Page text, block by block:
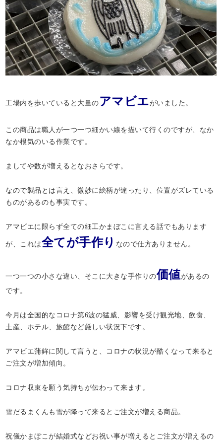
工場内を歩いていると大量のアマビエがいました。
この商品は職人が一つ一つ細かい線を描いて行くのですが、なか
なか根気のいる作業です。
ましてや数が増えるとなおさらです。
なので製品とは言え、微妙に絵柄が違ったり、位置がズレている
ものがあるのも事実です。
アマビエに限らず全ての細工かまぼこに言える話でもあります
が、これは全てが手作り なので仕方ありません。
一つ一つの小さな違い、そこに大きな手作りの価値があるの
です。
今月は全国的なコロナ第6波の猛威、影響を受け観光地、飲食、
土産、ホテル、旅館など厳しい状況下です。
アマビエ蒲鉾に関して言うと、コロナの状況が酷くなって来ると
ご注文が増加傾向。
コロナ収束を願う気持ちが伝わって来ます。
雪だるまくんも雪が降って来るとご注文が増える商品。
祝儀かまぼこが結婚式などお祝い事が増えるとご注文が増えるの